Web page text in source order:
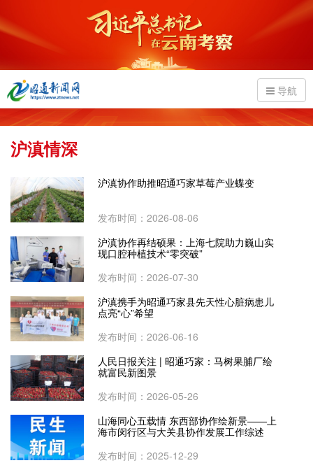
导航
沪滇情深
沪滇协作助推昭通巧家草莓产业蝶变
发布时间：2026-08-06
沪滇协作再结硕果：上海七院助力巍山实
现口腔种植技术“零突破”
发布时间：2026-07-30
沪滇携手为昭通巧家县先天性心脏病患儿
点亮“心”希望
发布时间：2026-06-16
人民日报关注 | 昭通巧家：马树果脯厂绘
就富民新图景
发布时间：2026-05-26
山海同心五载情 东西部协作绘新景——上
海市闵行区与大关县协作发展工作综述
发布时间：2025-12-29